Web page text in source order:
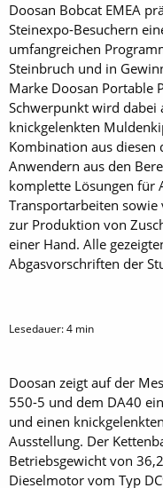
Doosan Bobcat EMEA
Steinexpo-Besuchern
umfangreichen
Steinbruch und in
Marke Doosan Portable
Schwerpunkt wird dabei
knickgelenkten
Kombination aus
Anwendern aus den
komplette Lösungen für
Transportarbeiten
zur Produktion von
einer Hand. Alle
Abgas­vorschriften der
Lesedauer:4 min
Doosan zeigt auf der
550-5 und dem DA40
und einen
Ausstellung. Der
Betriebsgewicht von
Dieselmotor vom Typ